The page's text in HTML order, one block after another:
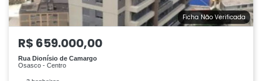
Ficha Não Verificada
R$ 659.000,00
Rua Dionísio de Camargo
Osasco - Centro